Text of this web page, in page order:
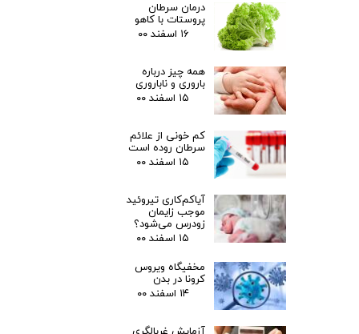
درمان سرطان
پروستات با کاهو
۱۶ اسفند ۰۰
همه چیز درباره
باروری و ناباروری
۱۵ اسفند ۰۰
کم خونی از علائم
سرطان روده است
۱۵ اسفند ۰۰
آیاکم‌کاری تیروئید
موجب زایمان
زودرس می‌شود؟
۱۵ اسفند ۰۰
مخفیگاه ویروس
کرونا در بدن
۱۴ اسفند ۰۰